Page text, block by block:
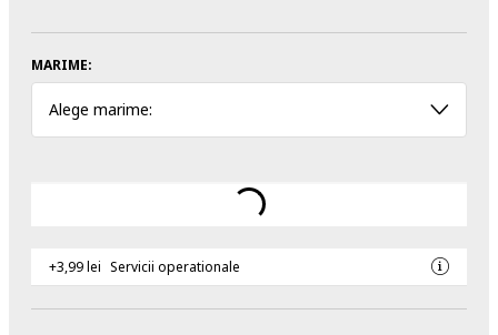
MARIME:
Alege marime:
+3,99 lei Servicii operationale